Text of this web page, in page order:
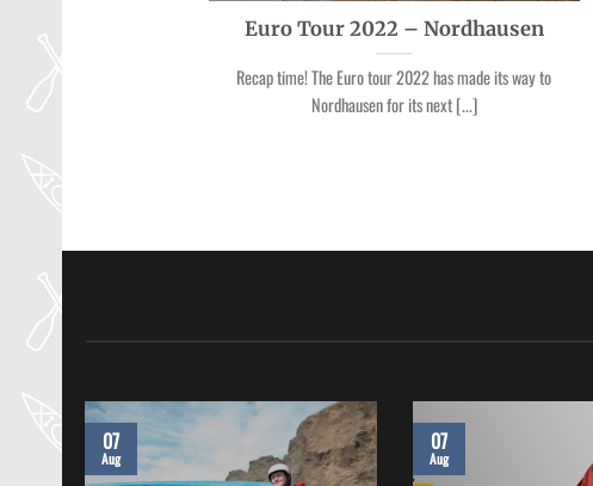
Euro Tour 2022 – Nordhausen
Recap time! The Euro tour 2022 has made its way to
Nordhausen for its next [...]
07
Aug
07
Aug